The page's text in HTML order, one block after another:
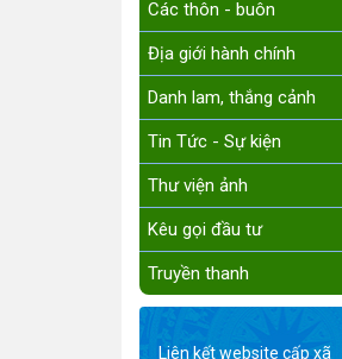
Các thôn - buôn
Địa giới hành chính
Danh lam, thắng cảnh
Tin Tức - Sự kiện
Thư viện ảnh
Kêu gọi đầu tư
Truyền thanh